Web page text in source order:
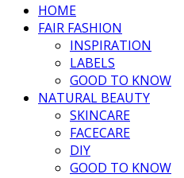
HOME
FAIR FASHION
INSPIRATION
LABELS
GOOD TO KNOW
NATURAL BEAUTY
SKINCARE
FACECARE
DIY
GOOD TO KNOW